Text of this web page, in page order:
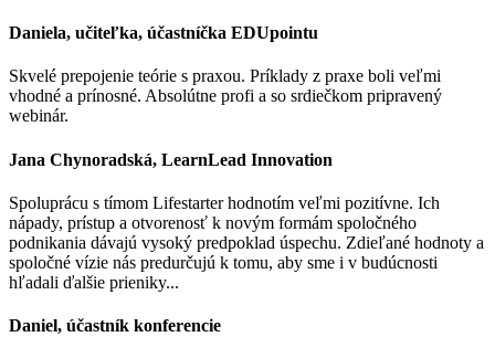
Daniela, učiteľka, účastníčka EDUpointu
Skvelé prepojenie teórie s praxou. Príklady z praxe boli veľmi
vhodné a prínosné. Absolútne profi a so srdiečkom pripravený
webinár.
Jana Chynoradská, LearnLead Innovation
Spoluprácu s tímom Lifestarter hodnotím veľmi pozitívne. Ich
nápady, prístup a otvorenosť k novým formám spoločného
podnikania dávajú vysoký predpoklad úspechu. Zdieľané hodnoty a
spoločné vízie nás predurčujú k tomu, aby sme i v budúcnosti
hľadali ďalšie prieniky...
Daniel, účastník konferencie